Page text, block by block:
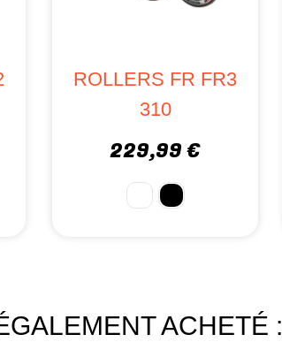
ROLLERS FR FR2
80
249,90 €
ACHETÉ :